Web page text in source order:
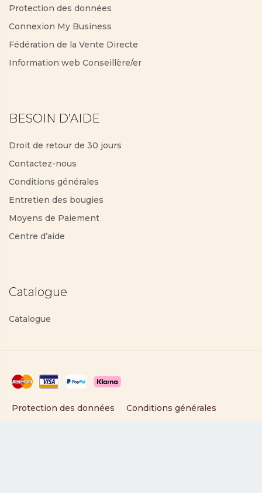
Protection des données
Connexion My Business
Fédération de la Vente Directe
Information web Conseillère/er
BESOIN D’AIDE
Droit de retour de 30 jours
Contactez-nous
Conditions générales
Entretien des bougies
Moyens de Paiement
Centre d’aide
Catalogue
Catalogue
Protection des données Conditions générales